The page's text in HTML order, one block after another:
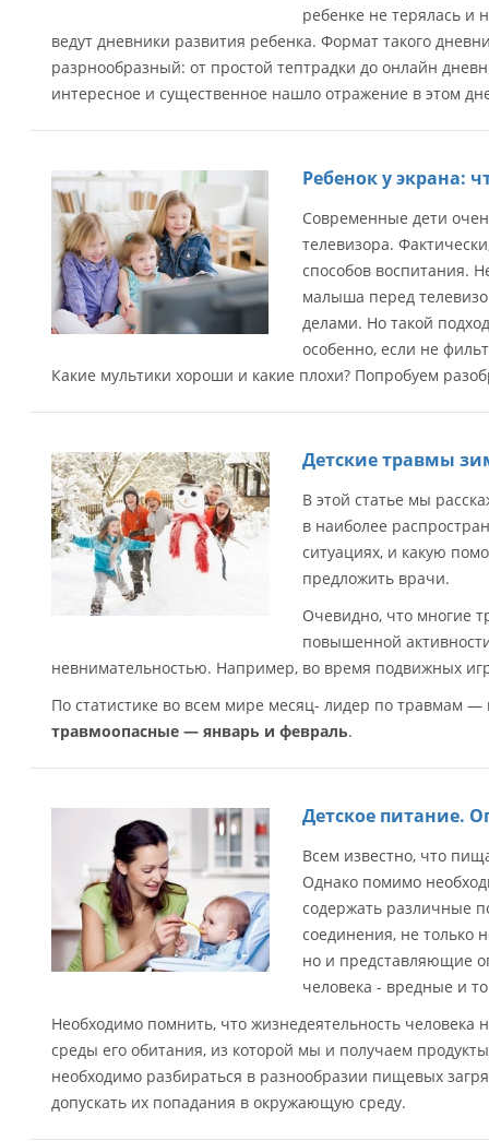
ребенке не терялась и
ведут дневники развития ребенка. Формат такого
разрнообразный: от простой тептрадки до онлайн
интересное и существенное нашло отражение в этом
Ребенок у экрана:
Современные дети
телевизора.
способов воспитания.
малыша перед
делами. Но такой
особенно, если не
Какие мультики хороши и какие плохи? Попробуем
Детские травмы
В этой статье мы
в наиболее
ситуациях, и какую
предложить врачи.
Очевидно, что многие
повышенной
невнимательностью. Например, во время подвижных
По статистике во всем мире месяц- лидер по травмам
травмоопасные — январь и февраль.
Детское питание.
Всем известно, что
Однако помимо
содержать различные
соединения, не
но и представляющие
человека - вредные и
Необходимо помнить, что жизнедеятельность человека
среды его обитания, из которой мы и получаем
необходимо разбираться в разнообразии пищевых
допускать их попадания в окружающую среду.